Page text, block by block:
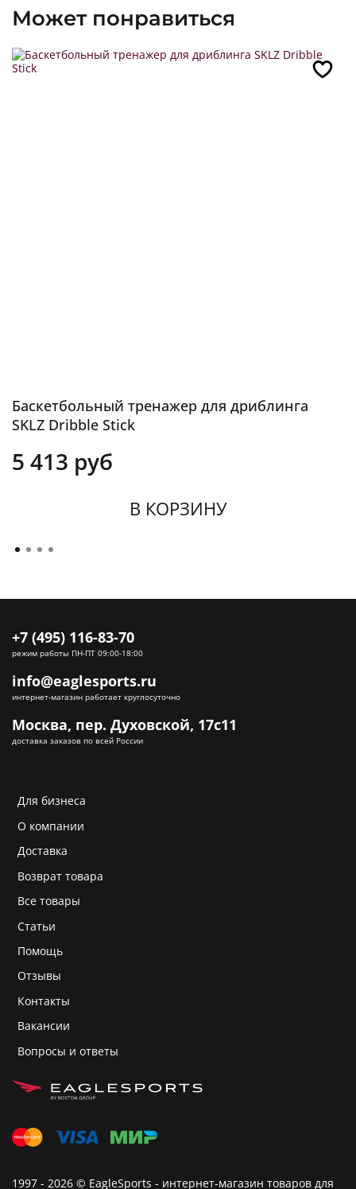
Может понравиться
Баскетбольный тренажер для дриблинга
SKLZ Dribble Stick
5 413 руб
В КОРЗИНУ
Для бизнеса
О компании
Доставка
Возврат товара
Все товары
Статьи
Помощь
Отзывы
Контакты
Вакансии
Вопросы и ответы
+7 (495) 116-83-70
режим работы ПН-ПТ 09:00-18:00
info@eaglesports.ru
интернет-магазин работает круглосуточно
Москва, пер. Духовской, 17с11
доставка заказов по всей России
1997 - 2026 © EagleSports - интернет-магазин товаров для